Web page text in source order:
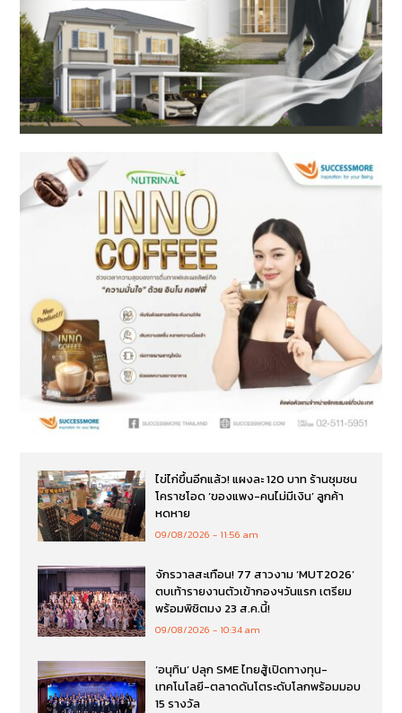
ไข่ไก่ขึ้นอีกแล้ว! แผงละ 120 บาท ร้านชุมชน
โคราชโอด ‘ของแพง-คนไม่มีเงิน’ ลูกค้า
หดหาย
09/08/2026 11:56 am
จักรวาลสะเทือน! 77 สาวงาม ‘MUT2026’
ตบเท้ารายงานตัวเข้ากองฯวันแรก เตรียม
พร้อมพิชิตมง 23 ส.ค.นี้!
09/08/2026 10:34 am
‘อนุทิน’ ปลุก SME ไทยสู้เปิดทางทุน-
เทคโนโลยี-ตลาดดันโตระดับโลกพร้อมมอบ
15 รางวัล